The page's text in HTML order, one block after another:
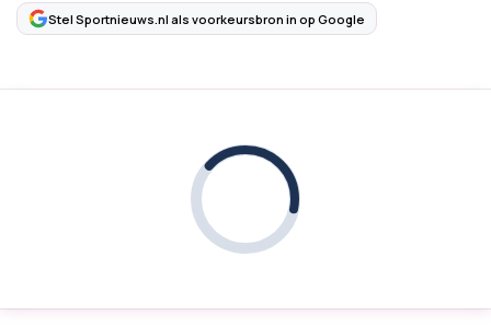
Stel Sportnieuws.nl als voorkeursbron in op Google